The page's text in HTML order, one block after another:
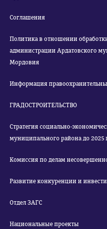
Соглашения
Политика в отношении
администрации Ардатовского
Мордовия
Информация
ГРАДОСТРОИТЕЛЬСТВО
Стратегия социально-
муниципального района до 2025
Комиссия по делам
Развитие конкуренции и
Отдел ЗАГС
Национальные проекты